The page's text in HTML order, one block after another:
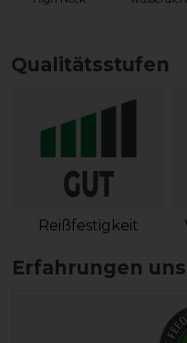
Qualitätsstufen
Reißfestigkeit